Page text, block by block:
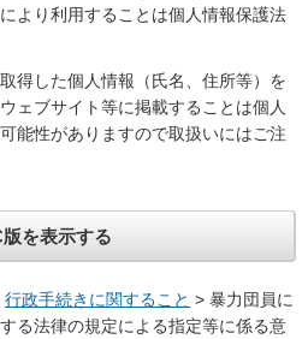
より利用することは個人情報保護法
得した個人情報（氏名、住所等）を
ェブサイト等に掲載することは個人
能性がありますので取扱いにはご注
版を表示する
行政手続きに関すること > 暴力団員に
る法律の規定による指定等に係る意